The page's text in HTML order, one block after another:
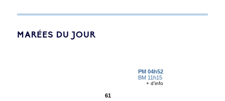
MARÉES DU JOUR